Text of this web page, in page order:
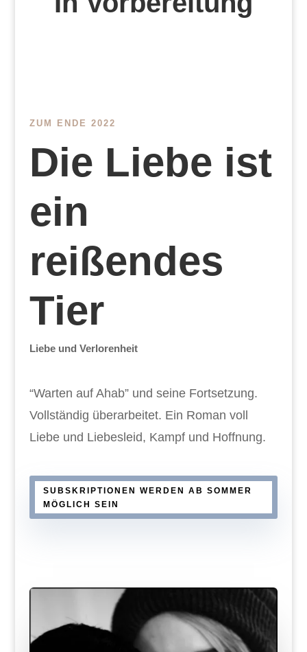
ZUM ENDE 2022
Die Liebe ist
ein
reißendes
Tier
Liebe und Verlorenheit
“Warten auf Ahab” und seine Fortsetzung.
Vollständig überarbeitet. Ein Roman voll
Liebe und Liebesleid, Kampf und Hoffnung.
SUBSKRIPTIONEN WERDEN AB SOMMER
MÖGLICH SEIN